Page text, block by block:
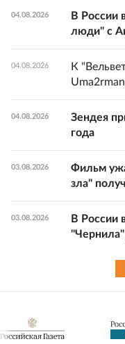
04.08.2026
В России
люди" с
04.08.2026
К
04.08.2026
Зендея
года
03.08.2026
Фильм
зла"
03.08.2026
В России